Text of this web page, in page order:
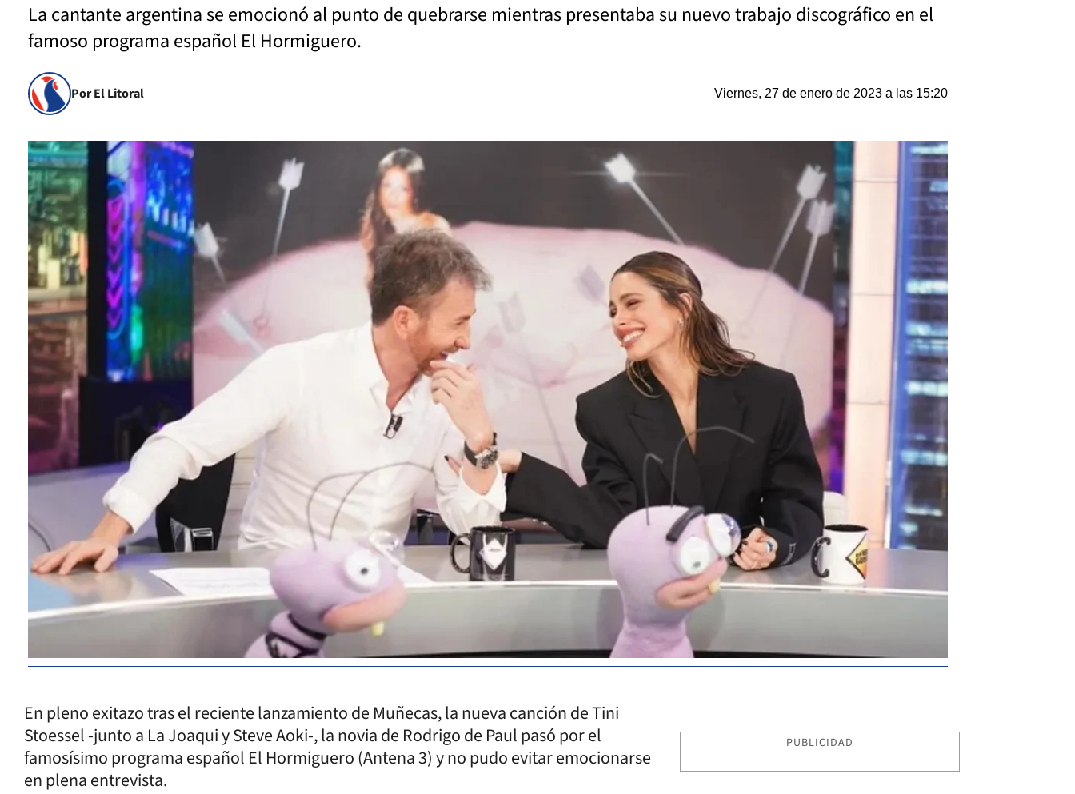
La cantante argentina se emocionó al punto de quebrarse mientras presentaba su nuevo trabajo discográfico en el
famoso programa español El Hormiguero.
Por El Litoral Viernes, 27 de enero de 2023 a las 15:20
En pleno exitazo tras el reciente lanzamiento de Muñecas, la nueva canción de Tini
Stoessel -junto a La Joaqui y Steve Aoki-, la novia de Rodrigo de Paul pasó por el
famosísimo programa español El Hormiguero (Antena 3) y no pudo evitar emocionarse
en plena entrevista.
PUBLICIDAD